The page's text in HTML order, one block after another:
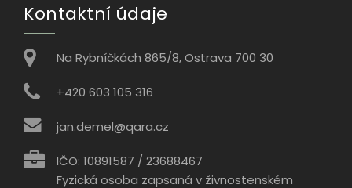
Kontaktní údaje
Na Rybníčkách 865/8, Ostrava 700 30
+420 603 105 316
jan.demel@qara.cz
IČO: 10891587 / 23688467
Fyzická osoba zapsaná v živnostenském